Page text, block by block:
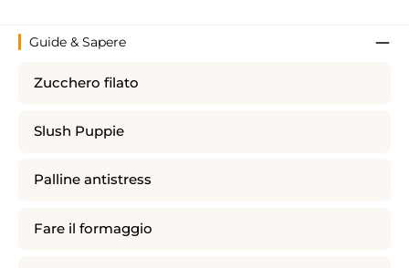
Guide & Sapere
Zucchero filato
Slush Puppie
Palline antistress
Fare il formaggio